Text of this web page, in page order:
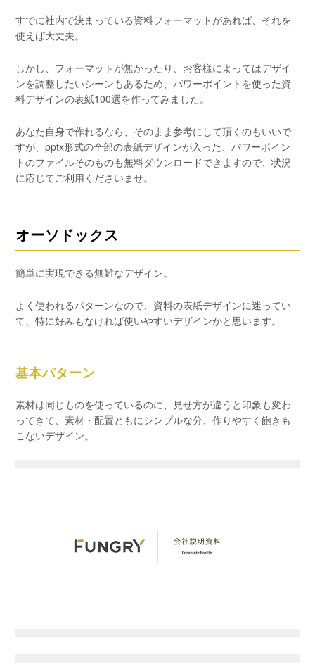
すでに社内で決まっている資料フォーマットがあれば、それを
使えば大丈夫。
しかし、フォーマットが無かったり、お客様によってはデザイ
ンを調整したいシーンもあるため、パワーポイントを使った資
料デザインの表紙100選を作ってみました。
あなた自身で作れるなら、そのまま参考にして頂くのもいいで
すが、pptx形式の全部の表紙デザインが入った、パワーポイン
トのファイルそのものも無料ダウンロードできますので、状況
に応じてご利用くださいませ。
オーソドックス
簡単に実現できる無難なデザイン。
よく使われるパターンなので、資料の表紙デザインに迷ってい
て、特に好みもなければ使いやすいデザインかと思います。
基本パターン
素材は同じものを使っているのに、見せ方が違うと印象も変わ
ってきて、素材・配置ともにシンプルな分、作りやすく飽きも
こないデザイン。